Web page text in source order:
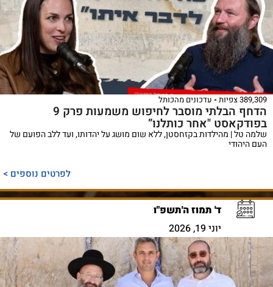
389,309 צפיות עדכונים מהכותל
הדחף הבלתי מוסבר לחיפוש משמעות פרק 9
בפודקאסט "אחר כותלנו”
שלמה טל | מהילדות בקזחסטן, ללא שום מושג על יהדותו, ועד ללב הפועם של
העם היהודי
לפרטים נוספים >
ד' תמוז ה'תשפ"ו
יוני 19, 2026